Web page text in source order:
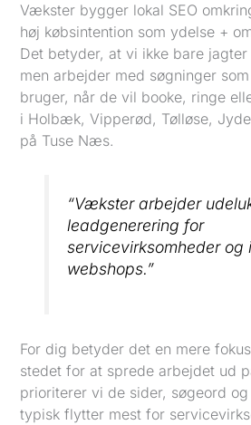
Vækster bygger lokal SEO
høj købsintention som ydelse +
Det betyder, at vi ikke bare
men arbejder med søgninger
bruger, når de vil booke, ringe
i Holbæk, Vipperød, Tølløse,
på Tuse Næs.
“Vækster arbejder
leadgenerering for
servicevirksomheder og
webshops.”
For dig betyder det en mere
stedet for at sprede arbejdet ud
prioriterer vi de sider, søgeord
typisk flytter mest for